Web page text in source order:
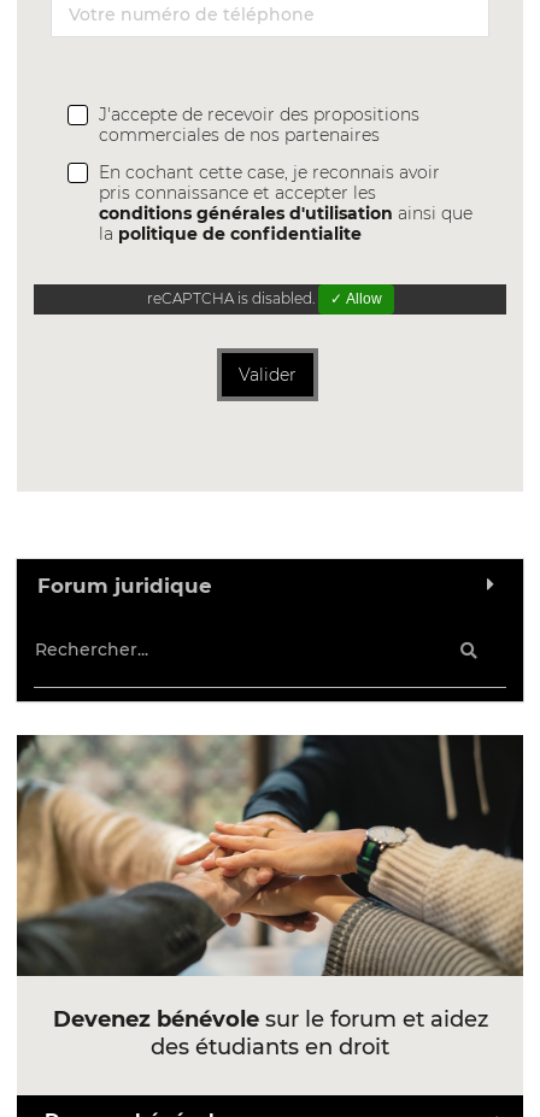
J'accepte de recevoir des propositions
commerciales de nos partenaires
En cochant cette case, je reconnais avoir
pris connaissance et accepter les
conditions générales d'utilisation ainsi que
la politique de confidentialite
reCAPTCHA is disabled. ✓ Allow
Valider
Forum juridique
Devenez bénévolesur le forum et aidez
des étudiants en droit